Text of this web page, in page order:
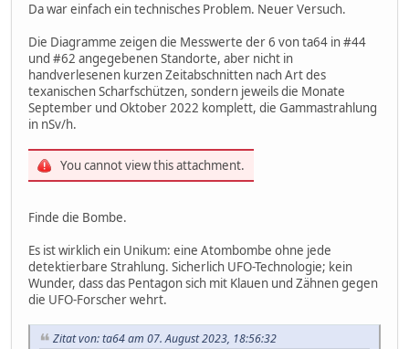
Da war einfach ein technisches Problem. Neuer Versuch.
Die Diagramme zeigen die Messwerte der 6 von ta64 in #44
und #62 angegebenen Standorte, aber nicht in
handverlesenen kurzen Zeitabschnitten nach Art des
texanischen Scharfschützen, sondern jeweils die Monate
September und Oktober 2022 komplett, die Gammastrahlung
in nSv/h.
You cannot view this attachment.
Finde die Bombe.
Es ist wirklich ein Unikum: eine Atombombe ohne jede
detektierbare Strahlung. Sicherlich UFO-Technologie; kein
Wunder, dass das Pentagon sich mit Klauen und Zähnen gegen
die UFO-Forscher wehrt.
Zitat von: ta64 am 07. August 2023, 18:56:32